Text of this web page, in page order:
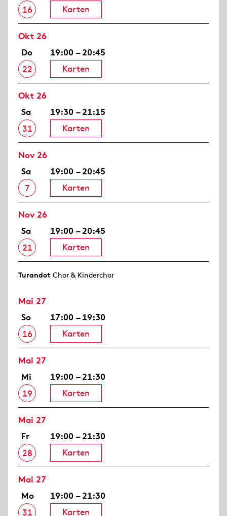
16
Karten
Okt 26
Do
22
19:00 – 20:45
Karten
Okt 26
Sa
31
19:30 – 21:15
Karten
Nov 26
Sa
7
19:00 – 20:45
Karten
Nov 26
Sa
21
19:00 – 20:45
Karten
Turandot Chor & Kinderchor
Mai 27
So
16
17:00 – 19:30
Karten
Mai 27
Mi
19
19:00 – 21:30
Karten
Mai 27
Fr
28
19:00 – 21:30
Karten
Mai 27
Mo
31
19:00 – 21:30
Karten